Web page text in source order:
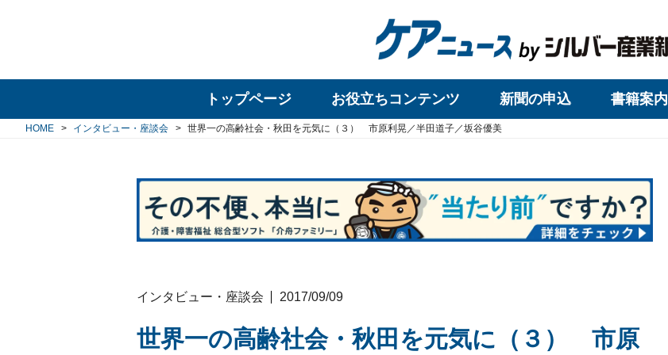
トップページ お役立ちコンテンツ 新聞の申込 書籍案内
HOME インタビュー・座談会 世界一の高齢社会・秋田を元気に（３） 市原利晃／半田道子／坂谷優美
インタビュー・座談会 2017/09/09
世界一の高齢社会・秋田を元気に（３） 市原